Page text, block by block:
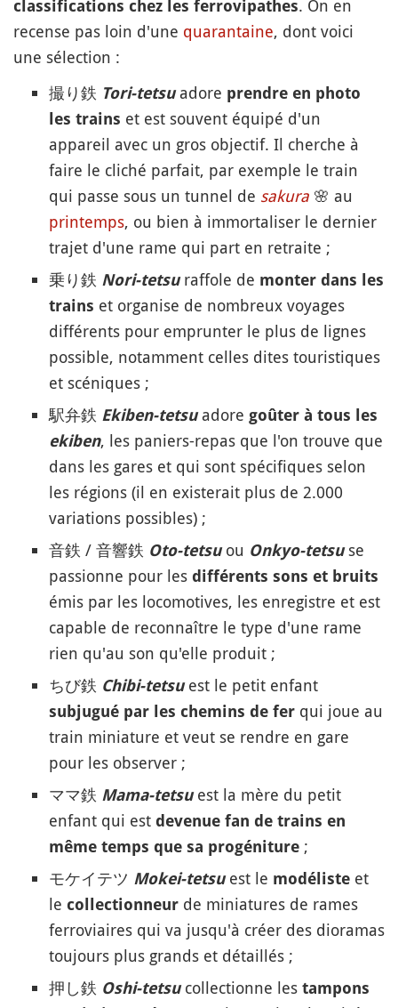
classifications chez les ferrovipathes. On en
recense pas loin d'une quarantaine, dont voici
une sélection :
撮り鉄 Tori-tetsuadore prendre en photo
les trains et est souvent équipé d'un
appareil avec un gros objectif. Il cherche à
faire le cliché parfait, par exemple le train
qui passe sous un tunnel de sakura 🌸 au
printemps, ou bien à immortaliser le dernier
trajet d'une rame qui part en retraite ;
乗り鉄 Nori-tetsuraffole de monter dans les
trains et organise de nombreux voyages
différents pour emprunter le plus de lignes
possible, notamment celles dites touristiques
et scéniques ;
駅弁鉄 Ekiben-tetsuadore goûter à tous les
ekiben, les paniers-repas que l'on trouve que
dans les gares et qui sont spécifiques selon
les régions (il en existerait plus de 2.000
variations possibles) ;
音鉄 / 音響鉄 Oto-tetsuou Onkyo-tetsuse
passionne pour les différents sons et bruits
émis par les locomotives, les enregistre et est
capable de reconnaître le type d'une rame
rien qu'au son qu'elle produit ;
ちび鉄 Chibi-tetsuest le petit enfant
subjugué par les chemins de fer qui joue au
train miniature et veut se rendre en gare
pour les observer ;
ママ鉄 Mama-tetsuest la mère du petit
enfant qui est devenue fan de trains en
même temps que sa progéniture ;
モケイテツ Mokei-tetsuest le modéliste et
le collectionneur de miniatures de rames
ferroviaires qui va jusqu'à créer des dioramas
toujours plus grands et détaillés ;
押し鉄 Oshi-tetsucollectionne les tampons